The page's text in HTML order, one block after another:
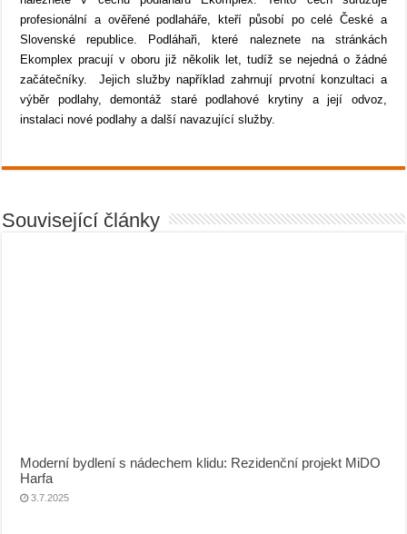
profesionální a ověřené podlaháře, kteří působí po celé České a
Slovenské republice. Podláhaři, které naleznete na stránkách
Ekomplex pracují v oboru již několik let, tudíž se nejedná o žádné
začátečníky. Jejich služby například zahrnují prvotní konzultaci a
výběr podlahy, demontáž staré podlahové krytiny a její odvoz,
instalaci nové podlahy a další navazující služby.
Související články
Moderní bydlení s nádechem klidu: Rezidenční projekt MiDO
Harfa
3.7.2025